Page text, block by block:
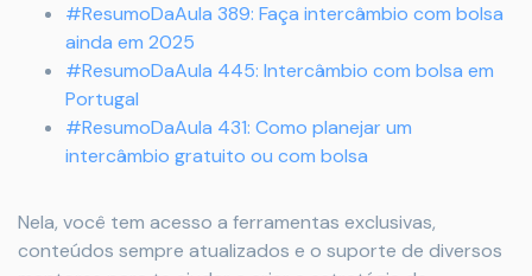
#ResumoDaAula 389: Faça intercâmbio com bolsa
ainda em 2025
#ResumoDaAula 445: Intercâmbio com bolsa em
Portugal
#ResumoDaAula 431: Como planejar um
intercâmbio gratuito ou com bolsa
Nela, você tem acesso a ferramentas exclusivas,
conteúdos sempre atualizados e o suporte de diversos